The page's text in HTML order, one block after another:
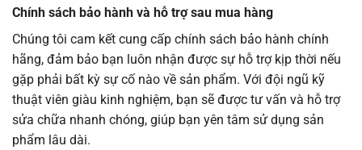
Chính sách bảo hành và hỗ trợ sau mua hàng
Chúng tôi cam kết cung cấp chính sách bảo hành chính
hãng, đảm bảo bạn luôn nhận được sự hỗ trợ kịp thời nếu
gặp phải bất kỳ sự cố nào về sản phẩm. Với đội ngũ kỹ
thuật viên giàu kinh nghiệm, bạn sẽ được tư vấn và hỗ trợ
sửa chữa nhanh chóng, giúp bạn yên tâm sử dụng sản
phẩm lâu dài.